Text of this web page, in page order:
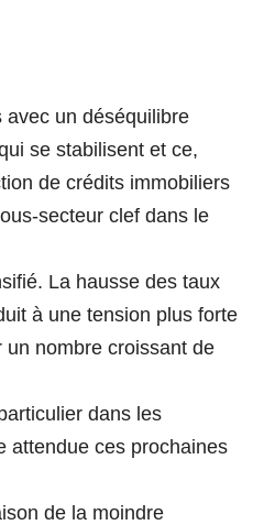
avec un déséquilibre
se stabilisent et ce,
de crédits immobiliers
secteur clef dans le
La hausse des taux
à une tension plus forte
un nombre croissant de
dans les
attendue ces prochaines
de la moindre